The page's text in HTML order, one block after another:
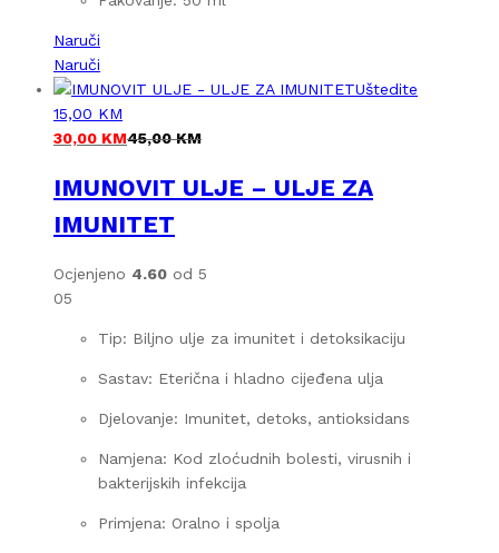
Naruči
Naruči
Uštedite
15,00 KM
30,00 KM45,00KM
IMUNOVIT ULJE – ULJE ZA
IMUNITET
Ocjenjeno 4.60 od 5
05
Tip: Biljno ulje za imunitet i detoksikaciju
Sastav: Eterična i hladno cijeđena ulja
Djelovanje: Imunitet, detoks, antioksidans
Namjena: Kod zloćudnih bolesti, virusnih i
bakterijskih infekcija
Primjena: Oralno i spolja